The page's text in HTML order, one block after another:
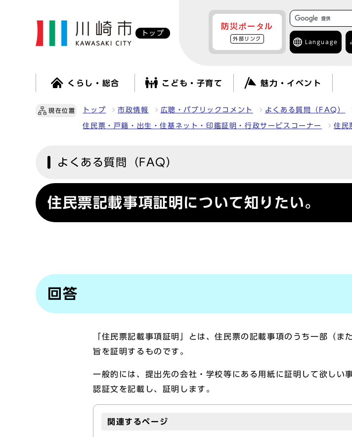
トップ
防災ポータル
外部リンク
Language
くらし・総合 こども・子育て 魅力・イベント
現在位置 トップ 市政情報 広聴・パブリックコメント よくある質問（FAQ）
住民票・戸籍・出生・住基ネット・印鑑証明・行政サービスコーナー 住民
よくある質問（FAQ）
住民票記載事項証明について知りたい。
回答
「住民票記載事項証明」とは、住民票の記載事項のうち一部（
旨を証明するものです。
一般的には、提出先の会社・学校等にある用紙に証明して欲しい
認証文を記載し、証明します。
関連するページ